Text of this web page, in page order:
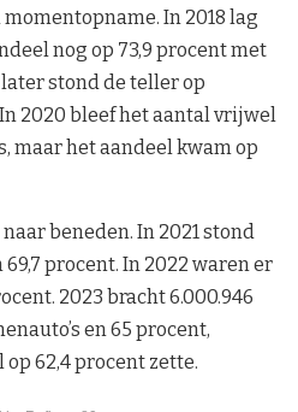
In 2018 lag
nog op 73,9 procent met
later stond de teller op
In 2020 bleef het aantal vrijwel
maar het aandeel kwam op
beneden. In 2021 stond
69,7 procent. In 2022 waren er
2023 bracht 6.000.946
en 65 procent,
62,4 procent zette.